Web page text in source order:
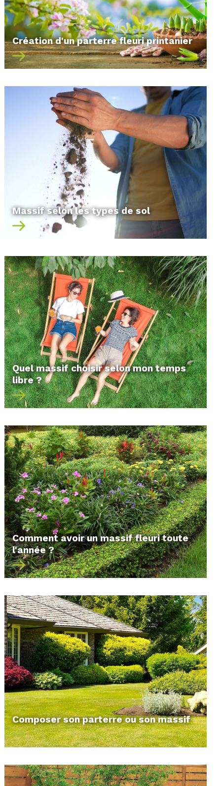
Création d'un parterre fleuri printanier
Massif selon les types de sol
Quel massif choisir selon mon temps
libre ?
Comment avoir un massif fleuri toute
l'année ?
Composer son parterre ou son massif